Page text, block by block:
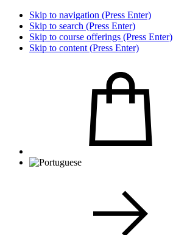
Skip to navigation (Press Enter)
Skip to search (Press Enter)
Skip to course offerings (Press Enter)
Skip to content (Press Enter)